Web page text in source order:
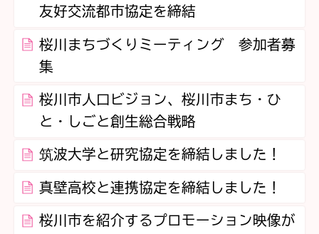
友好交流都市協定を締結
桜川まちづくりミーティング 参加者募
集
桜川市人口ビジョン、桜川市まち・ひ
と・しごと創生総合戦略
筑波大学と研究協定を締結しました！
真壁高校と連携協定を締結しました！
桜川市を紹介するプロモーション映像が